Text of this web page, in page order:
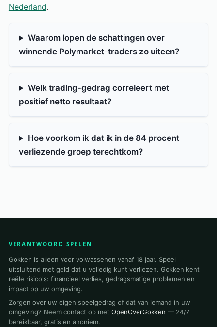
Nederland.
Waarom lopen de schattingen over
winnende Polymarket-traders zo uiteen?
Welk trading-gedrag correleert met
positief netto resultaat?
Hoe voorkom ik dat ik in de 84 procent
verliezende groep terechtkom?
VERANTWOORD SPELEN
Gokken is alleen voor volwassenen vanaf 18 jaar. Speel
uitsluitend met geld dat u volledig kunt verliezen. Gokken kent
reële risico's: financieel verlies, gedragsmatige problemen en
impact op uw omgeving.
Zorgen over uw eigen speelgedrag of dat van iemand in uw
omgeving? Neem contact op met OpenOverGokken — 24/7
bereikbaar, gratis en anoniem.